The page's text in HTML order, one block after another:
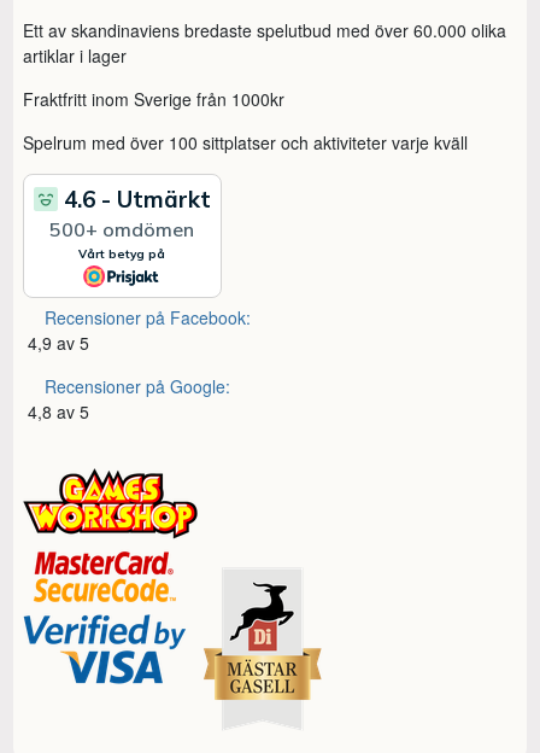
Ett av skandinaviens bredaste spelutbud med över 60.000 olika
artiklar i lager
Fraktfritt inom Sverige från 1000kr
Spelrum med över 100 sittplatser och aktiviteter varje kväll
Recensioner på Facebook:
4,9 av 5
Recensioner på Google:
4,8 av 5